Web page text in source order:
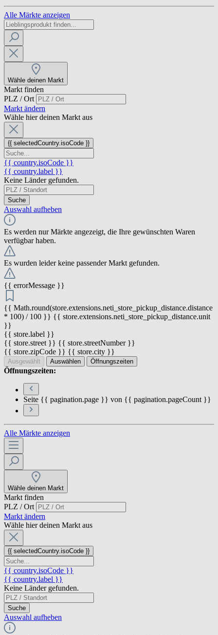
Alle Märkte anzeigen
Wähle deinen Markt
Markt finden
PLZ / Ort
Markt ändern
Wähle hier deinen Markt aus
{{ selectedCountry.isoCode }}
{{ country.isoCode }}
{{ country.label }}
Keine Länder gefunden.
Suche
Auswahl aufheben
Es werden nur Märkte angezeigt, die Ihre gewünschten Waren
verfügbar haben.
Es wurden leider keine passender Markt gefunden.
{{ errorMessage }}
{{ Math.round(store.extensions.neti_store_pickup_distance.distance
* 100) / 100 }} {{ store.extensions.neti_store_pickup_distance.unit
}}
{{ store.label }}
{{ store.street }} {{ store.streetNumber }}
{{ store.zipCode }} {{ store.city }}
Ausgewählt Auswählen Öffnungszeiten
Öffnungszeiten:
Seite {{ pagination.page }} von {{ pagination.pageCount }}
Alle Märkte anzeigen
Wähle deinen Markt
Markt finden
PLZ / Ort
Markt ändern
Wähle hier deinen Markt aus
{{ selectedCountry.isoCode }}
{{ country.isoCode }}
{{ country.label }}
Keine Länder gefunden.
Suche
Auswahl aufheben